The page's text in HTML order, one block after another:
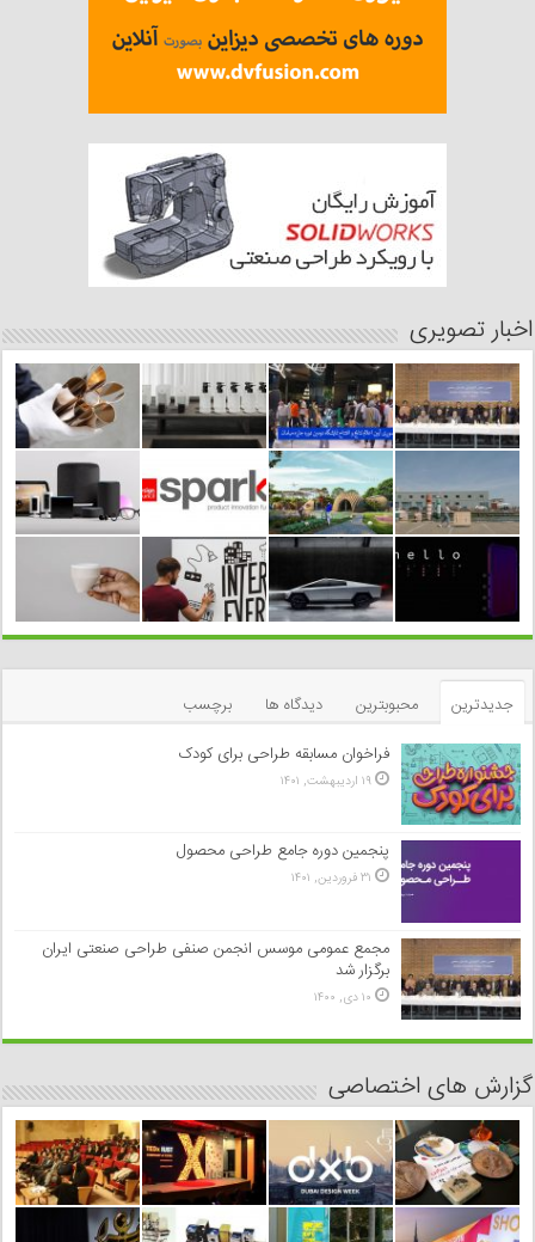
اخبار تصویری
جدیدترین محبوبترین دیدگاه ها
برچسب
فراخوان مسابقه طراحی برای کودک
۱۹ اردیبهشت, ۱۴۰۱
پنجمین دوره جامع طراحی محصول
۳۱ فروردین, ۱۴۰۱
مجمع عمومی موسس انجمن صنفی طراحی صنعتی ایران
برگزار شد
۱۰ دی, ۱۴۰۰
گزارش های اختصاصی